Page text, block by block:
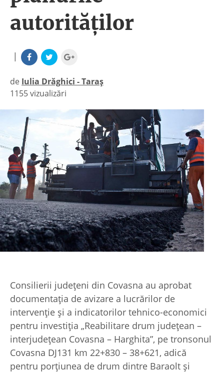
autorităţilor
|
de Iulia Drăghici - Taraș
|
1155 vizualizări
Consilierii judeţeni din Covasna au aprobat
documentaţia de avizare a lucrărilor de
intervenţie şi a indicatorilor tehnico-economici
pentru investiţia „Reabilitare drum județean –
interjudeţean Covasna – Harghita”, pe tronsonul
Covasna DJ131 km 22+830 – 38+621, adică
pentru porţiunea de drum dintre Baraolt şi